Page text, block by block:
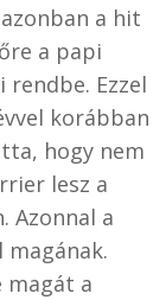
a hit
a papi
Ezzel
korábban
hogy nem
lesz a
Azonnal a
magát a